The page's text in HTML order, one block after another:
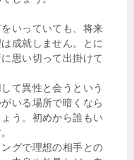
いっていても、将来
成就しません。とに
思い切って出掛けて
て異性と会うという
いる場所で暗くなら
う。初めから誰もい
グで理想の相手との